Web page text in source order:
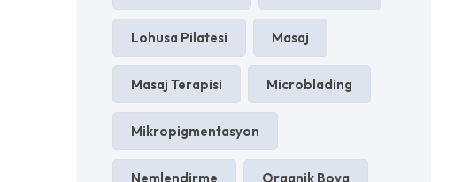
Lohusa Pilatesi Masaj
Masaj Terapisi Microblading
Mikropigmentasyon
Nemlendirme Organik Boya